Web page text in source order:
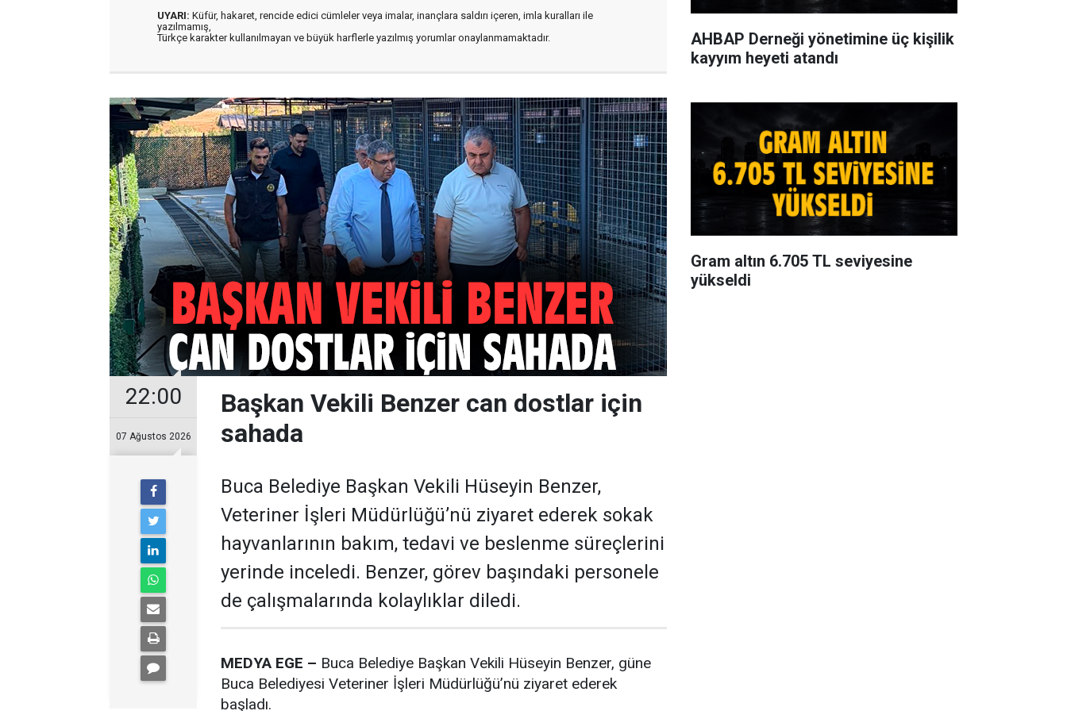
UYARI: Küfür, hakaret, rencide edici cümleler veya imalar, inançlara saldırı içeren, imla kuralları ile
yazılmamış,
Türkçe karakter kullanılmayan ve büyük harflerle yazılmış yorumlar onaylanmamaktadır.
22:00
07 Ağustos 2026
Başkan Vekili Benzer can dostlar için
sahada
Buca Belediye Başkan Vekili Hüseyin Benzer,
Veteriner İşleri Müdürlüğü’nü ziyaret ederek sokak
hayvanlarının bakım, tedavi ve beslenme süreçlerini
yerinde inceledi. Benzer, görev başındaki personele
de çalışmalarında kolaylıklar diledi.
MEDYA EGE – Buca Belediye Başkan Vekili Hüseyin Benzer, güne
Buca Belediyesi Veteriner İşleri Müdürlüğü’nü ziyaret ederek
başladı.
AHBAP Derneği yönetimine üç kişilik
kayyım heyeti atandı
Gram altın 6.705 TL seviyesine
yükseldi